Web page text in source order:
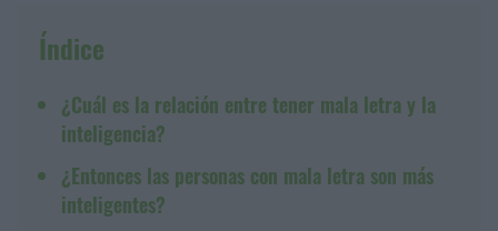
Índice
¿Cuál es la relación entre tener mala letra y la
inteligencia?
¿Entonces las personas con mala letra son más
inteligentes?